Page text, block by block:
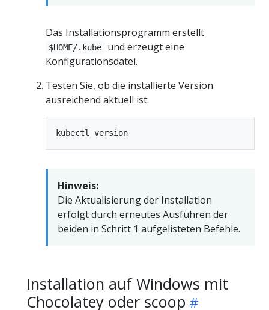
Das Installationsprogramm erstellt
$HOME/.kube
und erzeugt eine
Konfigurationsdatei.
Testen Sie, ob die installierte Version
ausreichend aktuell ist:
Hinweis:
Die Aktualisierung der Installation
erfolgt durch erneutes Ausführen der
beiden in Schritt 1 aufgelisteten Befehle.
Installation auf Windows mit
Chocolatey oder scoop